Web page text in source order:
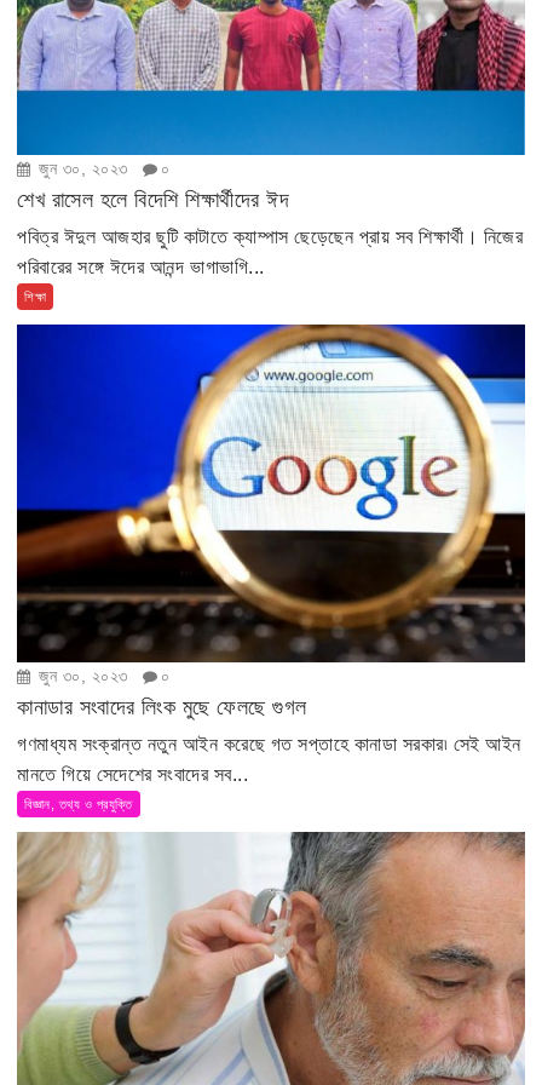
জুন ৩০, ২০২৩ ০
শেখ রাসেল হলে বিদেশি শিক্ষার্থীদের ঈদ
পবিত্র ঈদুল আজহার ছুটি কাটাতে ক্যাম্পাস ছেড়েছেন প্রায় সব শিক্ষার্থী। নিজের
পরিবারের সঙ্গে ঈদের আনন্দ ভাগাভাগি...
শিক্ষা
জুন ৩০, ২০২৩ ০
কানাডার সংবাদের লিংক মুছে ফেলছে গুগল
গণমাধ্যম সংক্রান্ত নতুন আইন করেছে গত সপ্তাহে কানাডা সরকার৷ সেই আইন
মানতে গিয়ে সেদেশের সংবাদের সব...
বিজ্ঞান, তথ্য ও প্রযুক্তি